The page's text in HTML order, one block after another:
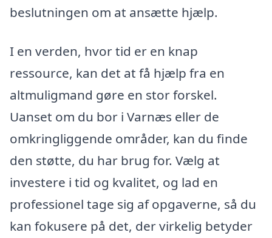
beslutningen om at ansætte hjælp.
I en verden, hvor tid er en knap
ressource, kan det at få hjælp fra en
altmuligmand gøre en stor forskel.
Uanset om du bor i Varnæs eller de
omkringliggende områder, kan du finde
den støtte, du har brug for. Vælg at
investere i tid og kvalitet, og lad en
professionel tage sig af opgaverne, så du
kan fokusere på det, der virkelig betyder